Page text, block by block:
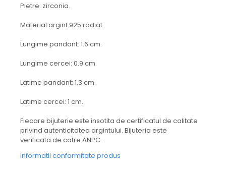
Pietre: zirconia.
Material:argint 925 rodiat.
Lungime pandant: 1.6 cm.
Lungime cercei: 0.9 cm.
Latime pandant: 1.3 cm.
Latime cercei: 1 cm.
Fiecare bijuterie este insotita de certificatul de calitate
privind autenticitatea argintului. Bijuteria este
verificata de catre ANPC.
Informatii conformitate produs